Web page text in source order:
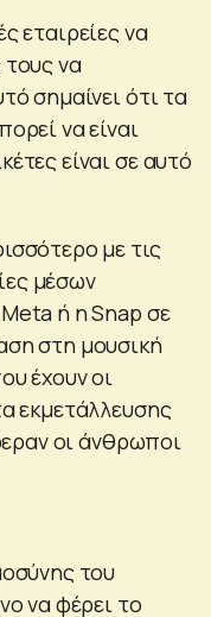
εταιρείες να
τους να
σημαίνει ότι τα
να είναι
είναι σε αυτό
με τις
μέσων
ή η Snap σε
στη μουσική
έχουν οι
εκμετάλλευσης
οι άνθρωποι
του
να φέρει το